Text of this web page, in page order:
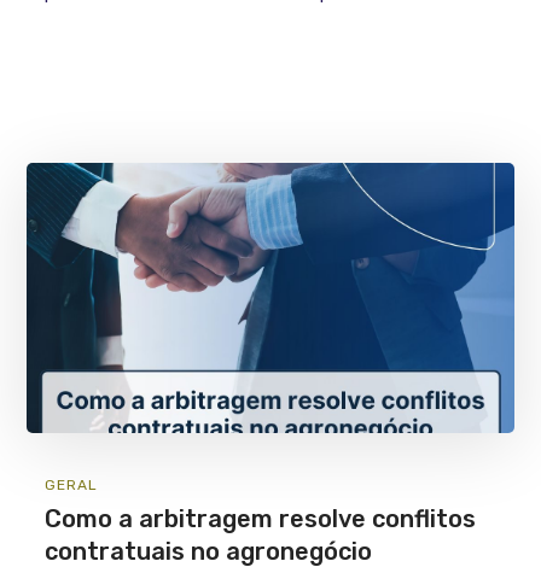
GERAL
Como a arbitragem resolve conflitos
contratuais no agronegócio